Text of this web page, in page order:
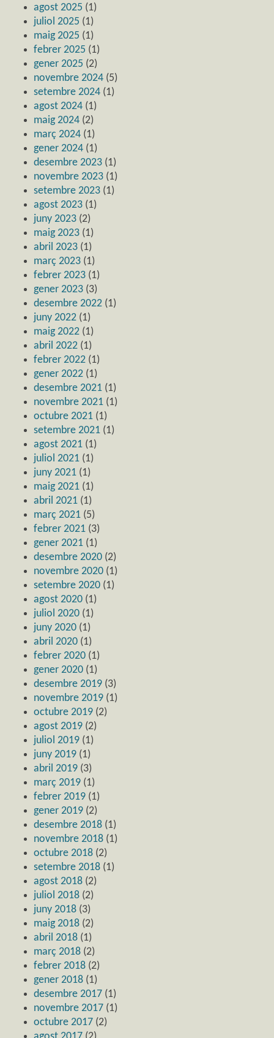
agost 2025 (1)
juliol 2025 (1)
maig 2025 (1)
febrer 2025 (1)
gener 2025 (2)
novembre 2024 (5)
setembre 2024 (1)
agost 2024 (1)
maig 2024 (2)
març 2024 (1)
gener 2024 (1)
desembre 2023 (1)
novembre 2023 (1)
setembre 2023 (1)
agost 2023 (1)
juny 2023 (2)
maig 2023 (1)
abril 2023 (1)
març 2023 (1)
febrer 2023 (1)
gener 2023 (3)
desembre 2022 (1)
juny 2022 (1)
maig 2022 (1)
abril 2022 (1)
febrer 2022 (1)
gener 2022 (1)
desembre 2021 (1)
novembre 2021 (1)
octubre 2021 (1)
setembre 2021 (1)
agost 2021 (1)
juliol 2021 (1)
juny 2021 (1)
maig 2021 (1)
abril 2021 (1)
març 2021 (5)
febrer 2021 (3)
gener 2021 (1)
desembre 2020 (2)
novembre 2020 (1)
setembre 2020 (1)
agost 2020 (1)
juliol 2020 (1)
juny 2020 (1)
abril 2020 (1)
febrer 2020 (1)
gener 2020 (1)
desembre 2019 (3)
novembre 2019 (1)
octubre 2019 (2)
agost 2019 (2)
juliol 2019 (1)
juny 2019 (1)
abril 2019 (3)
març 2019 (1)
febrer 2019 (1)
gener 2019 (2)
desembre 2018 (1)
novembre 2018 (1)
octubre 2018 (2)
setembre 2018 (1)
agost 2018 (2)
juliol 2018 (2)
juny 2018 (3)
maig 2018 (2)
abril 2018 (1)
març 2018 (2)
febrer 2018 (2)
gener 2018 (1)
desembre 2017 (1)
novembre 2017 (1)
octubre 2017 (2)